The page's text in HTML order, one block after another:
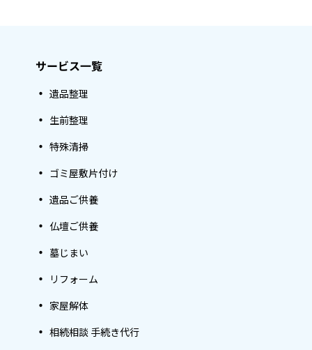
サービス一覧
遺品整理
生前整理
特殊清掃
ゴミ屋敷片付け
遺品ご供養
仏壇ご供養
墓じまい
リフォーム
家屋解体
相続相談 手続き代行